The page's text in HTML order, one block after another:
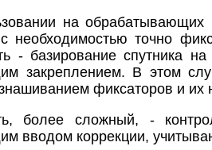
на обрабатывающих
необходимостью точно
- базирование спутника
закреплением. В этом
фиксаторов и
более сложный, -
вводом коррекции,